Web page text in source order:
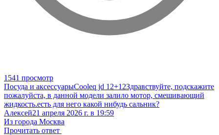
1541 просмотр
Посуда и аксессуарыCooleq jd 12+12Здравствуйте, подскажите
пожалуйста, в данной модели залило мотор, смешивающий
жидкость.есть для него какой нибудь сальник?
Алексей21 апреля 2026 г. в 19:59
Из города Москва
Прочитать ответ